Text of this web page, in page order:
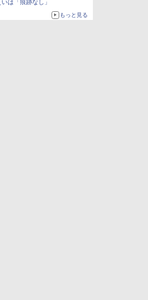
いは「痕跡なし」
もっと見る